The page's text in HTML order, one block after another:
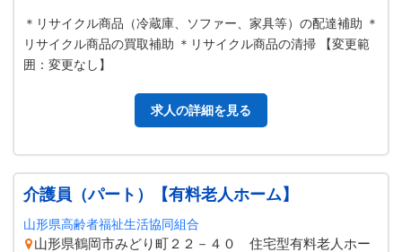
＊リサイクル商品（冷蔵庫、ソファー、家具等）の配達補助 ＊
リサイクル商品の買取補助 ＊リサイクル商品の清掃 【変更範
囲：変更なし】
求人の詳細を見る
介護員（パート）【有料老人ホーム】
山形県高齢者福祉生活協同組合
山形県鶴岡市みどり町２２－４０ 住宅型有料老人ホー